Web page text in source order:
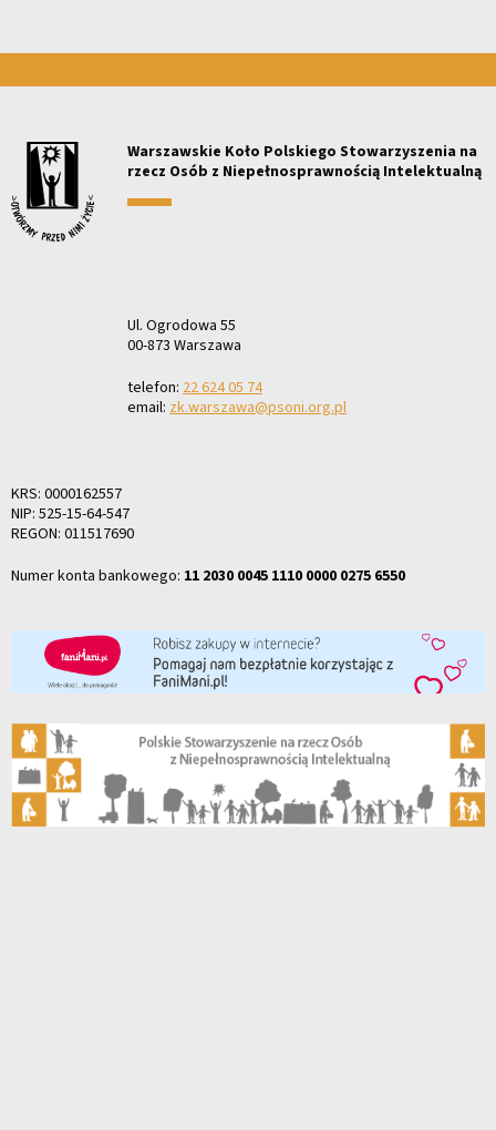
Warszawskie Koło Polskiego Stowarzyszenia na
rzecz Osób z Niepełnosprawnością Intelektualną
Ul. Ogrodowa 55
00-873 Warszawa
telefon: 22 624 05 74
email: zk.warszawa@psoni.org.pl
KRS: 0000162557
NIP: 525-15-64-547
REGON: 011517690
Numer konta bankowego: 11 2030 0045 1110 0000 0275 6550